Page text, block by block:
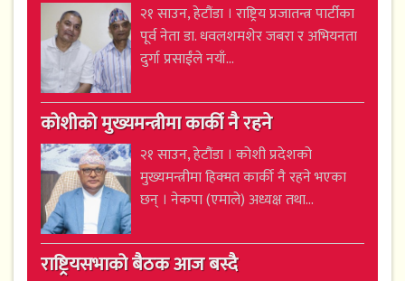
२१ साउन, हेटौंडा । राष्ट्रिय प्रजातन्त्र पार्टीका
पूर्व नेता डा. धवलशमशेर जबरा र अभियनता
दुर्गा प्रसाईंले नयाँ...
कोशीको मुख्यमन्त्रीमा कार्की नै रहने
२१ साउन, हेटौंडा । कोशी प्रदेशको
मुख्यमन्त्रीमा हिक्मत कार्की नै रहने भएका
छन् । नेकपा (एमाले) अध्यक्ष तथा...
राष्ट्रियसभाको बैठक आज बस्दै